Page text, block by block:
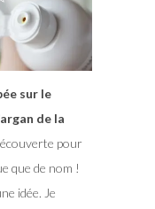
sur le
de la
pour
que de nom !
idée. Je